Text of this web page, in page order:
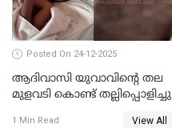
Posted On 24-12-2025
ആദിവാസി യുവാവിന്റെ തല
മുളവടി കൊണ്ട് തല്ലിപ്പൊളിച്ചു
1 Min Read View All